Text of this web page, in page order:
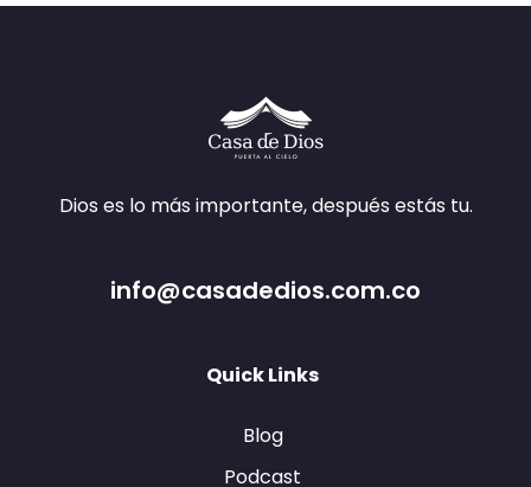
Dios es lo más importante, después estás tu.
info@casadedios.com.co
Quick Links
Blog
Podcast